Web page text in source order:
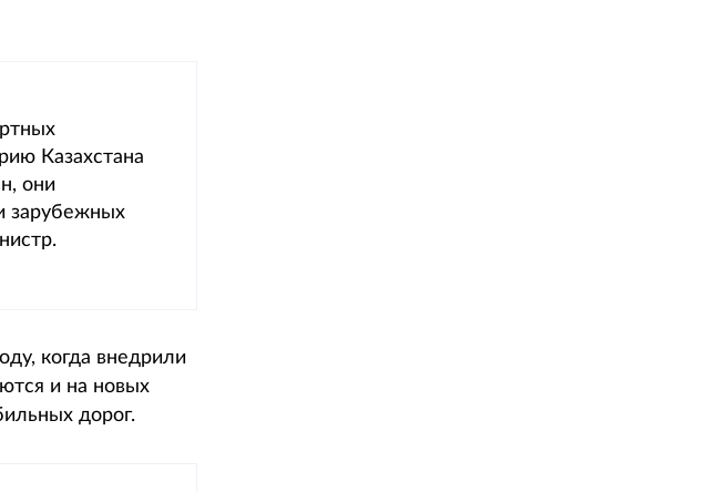
Казахстана
они
зарубежных
когда внедрили
и на новых
дорог.